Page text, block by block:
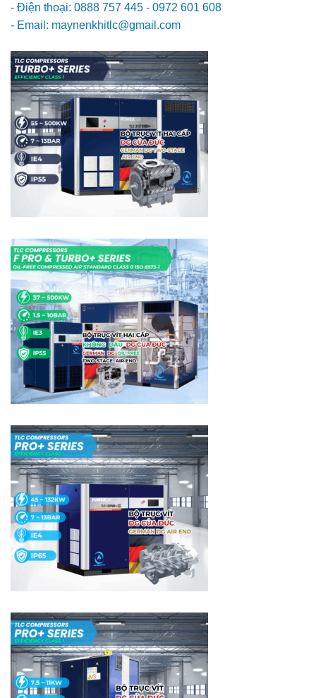
- Điện thoại: 0888 757 445 - 0972 601 608
- Email: maynenkhitlc@gmail.com